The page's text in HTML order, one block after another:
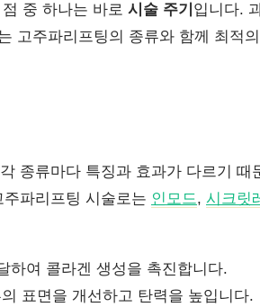
중 하나는 바로 시술 주기 입니다.
고주파리프팅의 종류와 함께 최적
종류마다 특징과 효과가 다르기 때
파리프팅 시술로는 인모드, 시크릿
하여 콜라겐 생성을 촉진합니다.
표면을 개선하고 탄력을 높입니다.